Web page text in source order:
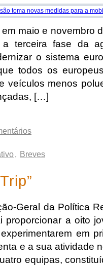
maio e novembro
terceira fase da
o sistema
todos os
veículos menos
[…]
, Breves
Geral da Política
proporcionar a oito
em
e a sua atividade
equipas,